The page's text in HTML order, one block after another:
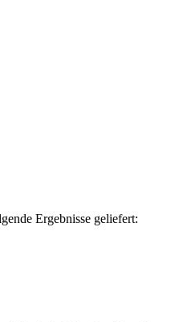
Ergebnisse geliefert: